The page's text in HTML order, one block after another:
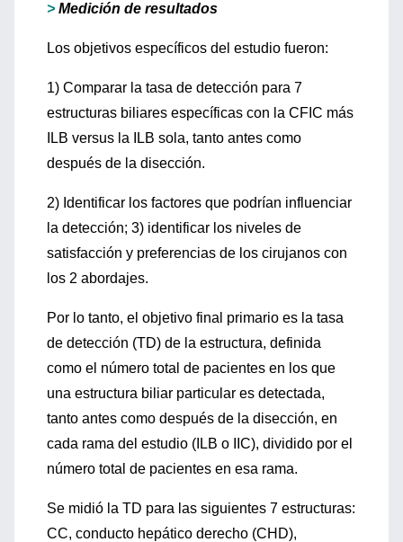
> Medición de resultados
Los objetivos específicos del estudio fueron:
1) Comparar la tasa de detección para 7
estructuras biliares específicas con la CFIC más
ILB versus la ILB sola, tanto antes como
después de la disección.
2) Identificar los factores que podrían influenciar
la detección; 3) identificar los niveles de
satisfacción y preferencias de los cirujanos con
los 2 abordajes.
Por lo tanto, el objetivo final primario es la tasa
de detección (TD) de la estructura, definida
como el número total de pacientes en los que
una estructura biliar particular es detectada,
tanto antes como después de la disección, en
cada rama del estudio (ILB o IIC), dividido por el
número total de pacientes en esa rama.
Se midió la TD para las siguientes 7 estructuras:
CC, conducto hepático derecho (CHD),